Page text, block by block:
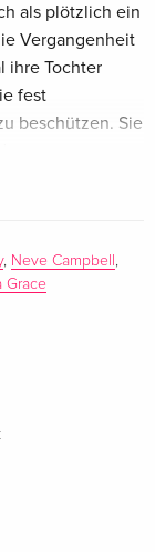
CHF 54.90
CHF 66.50
CHF 43.50
CHF 32.50
als plötzlich ein
Vergangenheit
ihre Tochter
fest
beschützen. Sie
7 /
Todes: Stunts /
Featuring
, Neve Campbell ,
Grace